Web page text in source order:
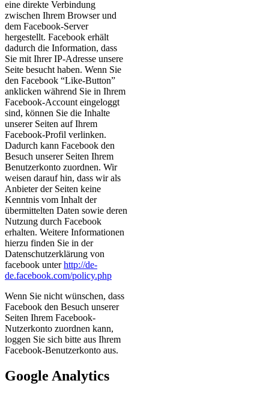
eine direkte Verbindung
zwischen Ihrem Browser und
dem Facebook-Server
hergestellt. Facebook erhält
dadurch die Information, dass
Sie mit Ihrer IP-Adresse unsere
Seite besucht haben. Wenn Sie
den Facebook “Like-Button”
anklicken während Sie in Ihrem
Facebook-Account eingeloggt
sind, können Sie die Inhalte
unserer Seiten auf Ihrem
Facebook-Profil verlinken.
Dadurch kann Facebook den
Besuch unserer Seiten Ihrem
Benutzerkonto zuordnen. Wir
weisen darauf hin, dass wir als
Anbieter der Seiten keine
Kenntnis vom Inhalt der
übermittelten Daten sowie deren
Nutzung durch Facebook
erhalten. Weitere Informationen
hierzu finden Sie in der
Datenschutzerklärung von
facebook unterhttp://de-
de.facebook.com/policy.php
Wenn Sie nicht wünschen, dass
Facebook den Besuch unserer
Seiten Ihrem Facebook-
Nutzerkonto zuordnen kann,
loggen Sie sich bitte aus Ihrem
Facebook-Benutzerkonto aus.
Google Analytics